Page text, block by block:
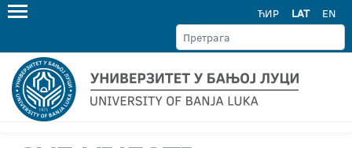
ЋИР LAT EN